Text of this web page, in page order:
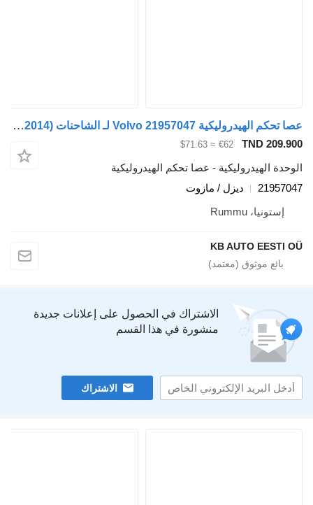
عصا تحكم الهيدروليكية Volvo 21957047 لـ الشاحنات Volvo FH12, FH16, NH12, FH, VNL780 (1993-2014)
TND 209.900
€62
≈ $71.63
الوحدة الهيدروليكية - عصا تحكم الهيدروليكية
21957047
ديزل / مازوت
إستونيا، Rummu
KB AUTO EESTI OÜ
الاشتراك في الحصول على إعلانات جديدة
منشورة في هذا القسم
الاشتراك